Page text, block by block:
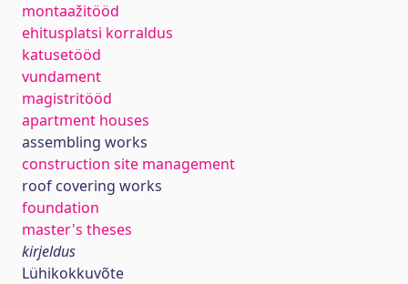
montaažitööd
ehitusplatsi korraldus
katusetööd
vundament
magistritööd
apartment houses
assembling works
construction site management
roof covering works
foundation
master's theses
kirjeldus
Lühikokkuvõte